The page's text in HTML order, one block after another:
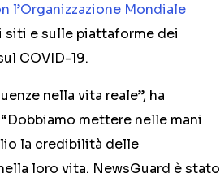
l’Organizzazione Mondiale
siti e sulle piattaforme dei
COVID-19.
nella vita reale”, ha
mettere nelle mani
la credibilità delle
loro vita. NewsGuard è stato